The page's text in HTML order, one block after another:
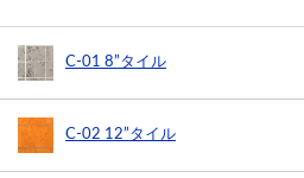
C-01 8”タイル
C-02 12”タイル